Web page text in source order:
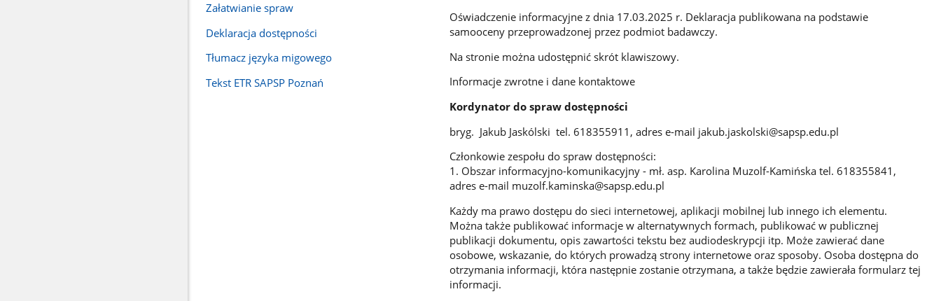
Załatwianie spraw
Deklaracja dostępności
Tłumacz języka migowego
Tekst ETR SAPSP Poznań
Oświadczenie informacyjne z dnia 17.03.2025 r. Deklaracja publikowana na podstawie
samooceny przeprowadzonej przez podmiot badawczy.
Na stronie można udostępnić skrót klawiszowy.
Informacje zwrotne i dane kontaktowe
Kordynator do spraw dostępności
bryg. Jakub Jaskólski tel. 618355911, adres e-mail jakub.jaskolski@sapsp.edu.pl
Członkowie zespołu do spraw dostępności:
1. Obszar informacyjno-komunikacyjny - mł. asp. Karolina Muzolf-Kamińska tel. 618355841,
adres e-mail muzolf.kaminska@sapsp.edu.pl
Każdy ma prawo dostępu do sieci internetowej, aplikacji mobilnej lub innego ich elementu.
Można także publikować informacje w alternatywnych formach, publikować w publicznej
publikacji dokumentu, opis zawartości tekstu bez audiodeskrypcji itp. Może zawierać dane
osobowe, wskazanie, do których prowadzą strony internetowe oraz sposoby. Osoba dostępna do
otrzymania informacji, która następnie zostanie otrzymana, a także będzie zawierała formularz tej
informacji.